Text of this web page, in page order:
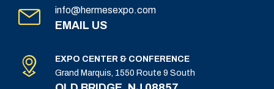
info@hermesexpo.com
EMAIL US
EXPO CENTER & CONFERENCE
Grand Marquis, 1550 Route 9 South